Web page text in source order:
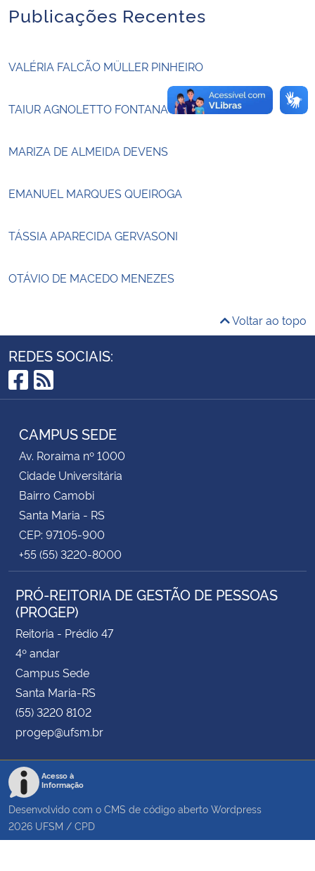
Advocacia-Geral da União
Banco Central do Brasil
Publicações Recentes
VALÉRIA FALCÃO MÜLLER PINHEIRO
TAIUR AGNOLETTO FONTANA
MARIZA DE ALMEIDA DEVENS
EMANUEL MARQUES QUEIROGA
TÁSSIA APARECIDA GERVASONI
OTÁVIO DE MACEDO MENEZES
Voltar ao topo
REDES SOCIAIS:
Facebook
RSS
CAMPUS SEDE
Av. Roraima nº 1000
Cidade Universitária
Bairro Camobi
Santa Maria - RS
CEP: 97105-900
+55 (55) 3220-8000
PRÓ-REITORIA DE GESTÃO DE PESSOAS
(PROGEP)
Reitoria - Prédio 47
4º andar
Campus Sede
Santa Maria-RS
(55) 3220 8102
progep@ufsm.br
Acesso à
Informação
Desenvolvido com o CMS de código aberto Wordpress
2026 UFSM / CPD